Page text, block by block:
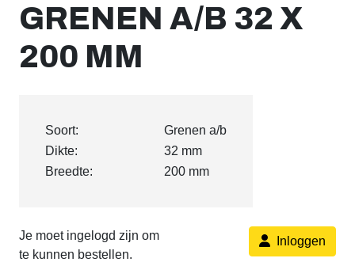
GRENEN A/B 32 X
200 MM
Soort:
Grenen a/b
Dikte:
32 mm
Breedte:
200 mm
Je moet ingelogd zijn om
te kunnen bestellen.
Inloggen